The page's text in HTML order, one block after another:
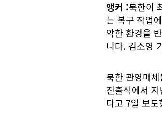
앵커 :북한이
는 복구 작업
악한 환경을
니다. 김소영
북한 관영매
진출식에서
다고 7일 보도